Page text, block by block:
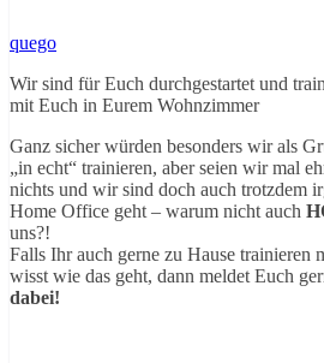
quego
Wir sind für Euch durchgestartet und
mit Euch in Eurem Wohnzimmer
Ganz sicher würden besonders wir als
„in echt“ trainieren, aber seien wir mal
nichts und wir sind doch auch trotzdem
Home Office geht – warum nicht auch
uns?!
Falls Ihr auch gerne zu Hause trainieren
wisst wie das geht, dann meldet Euch
dabei!